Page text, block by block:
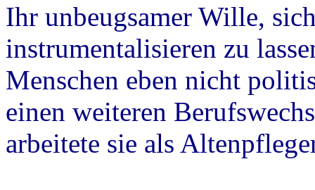
Ihr unbeugsamer Wille,
instrumentalisieren zu
Menschen eben nicht
einen weiteren
arbeitete sie als